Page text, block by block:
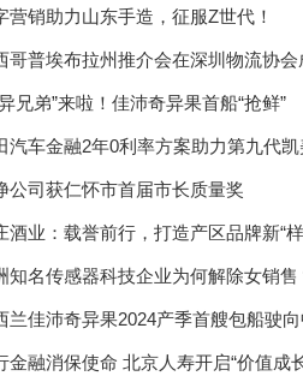
营销助力山东手造，征服Z世代！
哥普埃布拉州推介会在深圳物流协会
兄弟”来啦！佳沛奇异果⾸船“抢鲜”
汽车金融2年0利率方案助力第九代凯
公司获仁怀市首届市长质量奖
酒业：载誉前行，打造产区品牌新“
知名传感器科技企业为何解除女销售
兰佳沛奇异果2024产季首艘包船驶向
金融消保使命 北京人寿开启“价值成